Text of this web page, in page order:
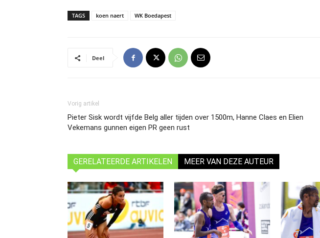
TAGS koen naert WK Boedapest
Deel
Vorig artikel
Pieter Sisk wordt vijfde Belg aller tijden over 1500m, Hanne Claes en Elien
Vekemans gunnen eigen PR geen rust
GERELATEERDE ARTIKELEN MEER VAN DEZE AUTEUR